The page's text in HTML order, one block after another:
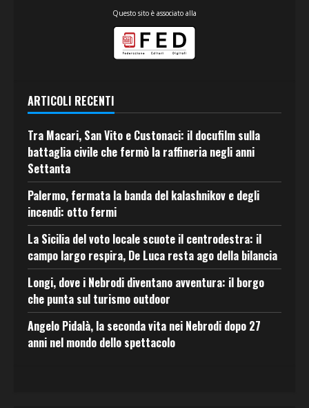
Questo sito è associato alla
ARTICOLI RECENTI
Tra Macari, San Vito e Custonaci: il docufilm sulla
battaglia civile che fermò la raffineria negli anni
Settanta
Palermo, fermata la banda del kalashnikov e degli
incendi: otto fermi
La Sicilia del voto locale scuote il centrodestra: il
campo largo respira, De Luca resta ago della bilancia
Longi, dove i Nebrodi diventano avventura: il borgo
che punta sul turismo outdoor
Angelo Pidalà, la seconda vita nei Nebrodi dopo 27
anni nel mondo dello spettacolo